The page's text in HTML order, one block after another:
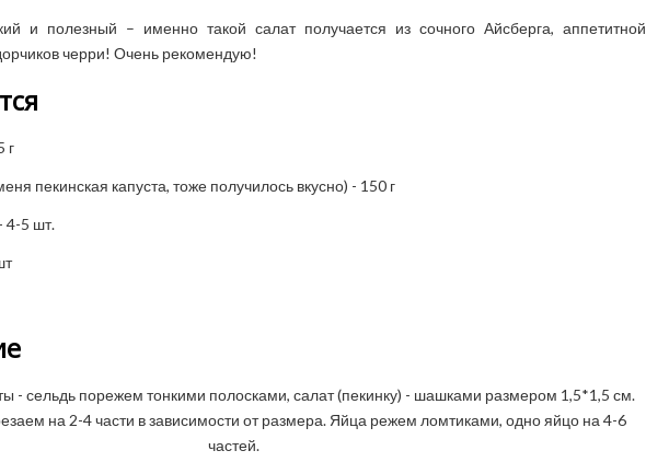
и полезный – именно такой салат получается из сочного Айсберга, аппетитной
черри! Очень рекомендую!
г
пекинская капуста, тоже получилось вкусно) - 150 г
4-5 шт.
- сельдь порежем тонкими полосками, салат (пекинку) - шашками размером 1,5*1,5 см.
на 2-4 части в зависимости от размера. Яйца режем ломтиками, одно яйцо на 4-6
частей.